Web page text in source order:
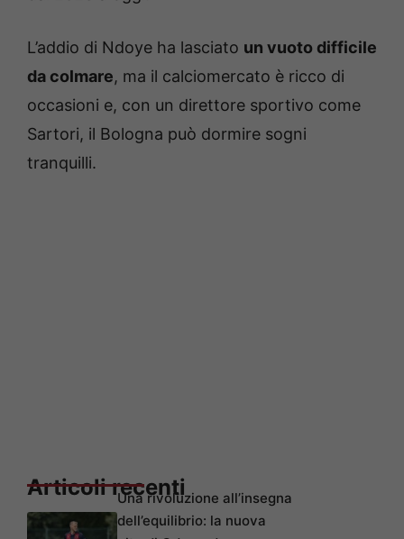
L’addio di Ndoye ha lasciato un vuoto difficile
da colmare, ma il calciomercato è ricco di
occasioni e, con un direttore sportivo come
Sartori, il Bologna può dormire sogni
tranquilli.
Articoli recentiUna rivoluzione all’insegna
dell’equilibrio: la nuova